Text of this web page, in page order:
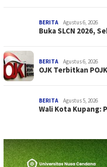
BERITA Agustus 6, 2026
Buka SLCN 2026,
BERITA Agustus 6, 2026
OJK Terbitkan
BERITA Agustus 5, 2026
Wali Kota Kupang: